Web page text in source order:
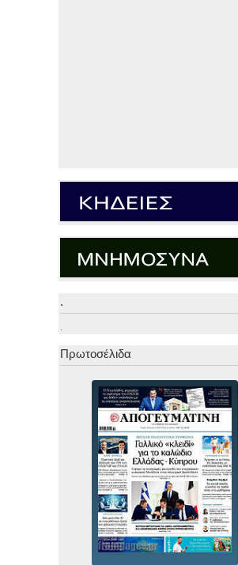
.
.
Πρωτοσέλιδα